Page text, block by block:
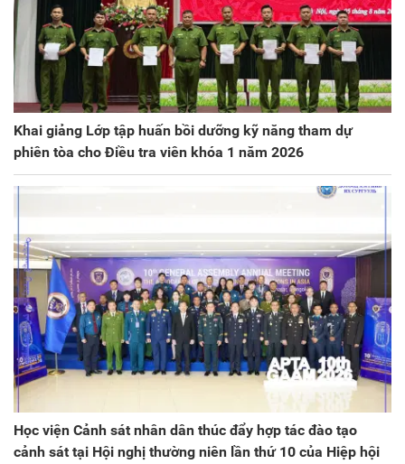
Khai giảng Lớp tập huấn bồi dưỡng kỹ năng tham dự
phiên tòa cho Điều tra viên khóa 1 năm 2026
Học viện Cảnh sát nhân dân thúc đẩy hợp tác đào tạo
cảnh sát tại Hội nghị thường niên lần thứ 10 của Hiệp hội